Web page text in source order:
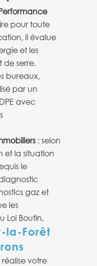
pour toute
il évalue
et les
de serre.
bureaux,
par un
avec
: selon
et la situation
le
gaz et
les
Loi Boutin.
la-Forêt
votre